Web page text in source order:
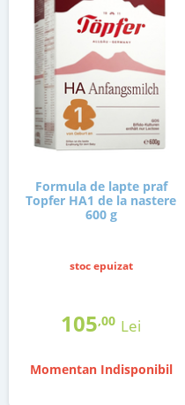
Formula de lapte praf
Topfer HA1 de la nastere
600 g
stoc epuizat
105,00 Lei
Momentan Indisponibil